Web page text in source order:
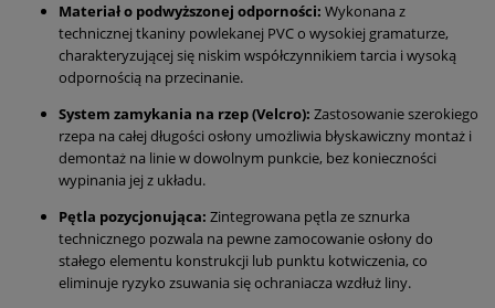
Materiał o podwyższonej odporności: Wykonana z
technicznej tkaniny powlekanej PVC o wysokiej gramaturze,
charakteryzującej się niskim współczynnikiem tarcia i wysoką
odpornością na przecinanie.
System zamykania na rzep (Velcro): Zastosowanie szerokiego
rzepa na całej długości osłony umożliwia błyskawiczny montaż i
demontaż na linie w dowolnym punkcie, bez konieczności
wypinania jej z układu.
Pętla pozycjonująca: Zintegrowana pętla ze sznurka
technicznego pozwala na pewne zamocowanie osłony do
stałego elementu konstrukcji lub punktu kotwiczenia, co
eliminuje ryzyko zsuwania się ochraniacza wzdłuż liny.